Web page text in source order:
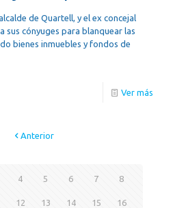
de Quartell, y el ex concejal
sus cónyuges para blanquear las
bienes inmuebles y fondos de
Ver más
Anterior
4 5 6 7 8
12 13 14 15 16